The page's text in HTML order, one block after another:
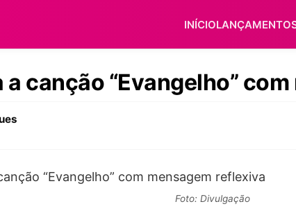
INÍCIO
a canção “Evangelho”
Foto: Divulgação